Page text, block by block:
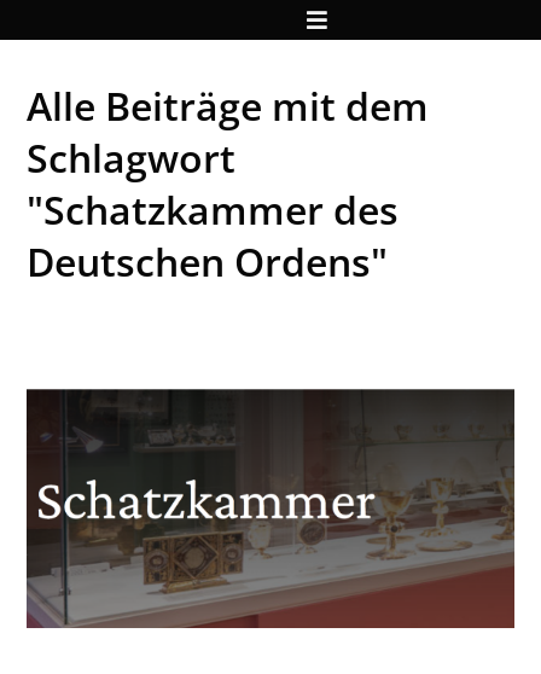
Alle Beiträge mit dem
Schlagwort
"Schatzkammer des
Deutschen Ordens"